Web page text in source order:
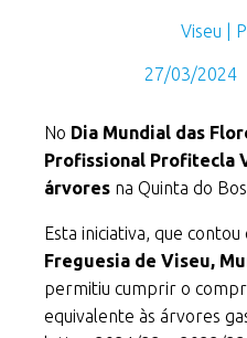
Viseu |
27/03/2024
No Dia Mundial das
Profissional Profitecla
árvores na Quinta do
Esta iniciativa, que
Freguesia de Viseu,
permitiu cumprir o
equivalente às árvores